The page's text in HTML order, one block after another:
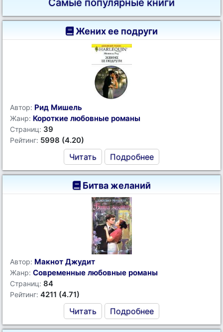
Самые популярные книги
Жених ее подруги
Автор: Рид Мишель
Жанр: Короткие любовные романы
Страниц: 39
Рейтинг: 5998 (4.20)
Читать Подробнее
Битва желаний
Автор: Макнот Джудит
Жанр: Современные любовные романы
Страниц: 84
Рейтинг: 4211 (4.71)
Читать Подробнее